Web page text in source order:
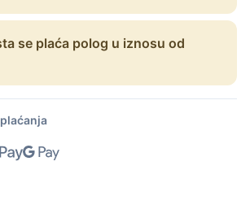
se plaća polog u iznosu od